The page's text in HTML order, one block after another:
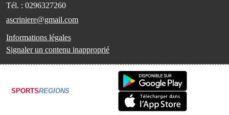
Tél. : 0296327260
ascriniere@gmail.com
Informations légales
Signaler un contenu inapproprié
SPORTSREGIONS